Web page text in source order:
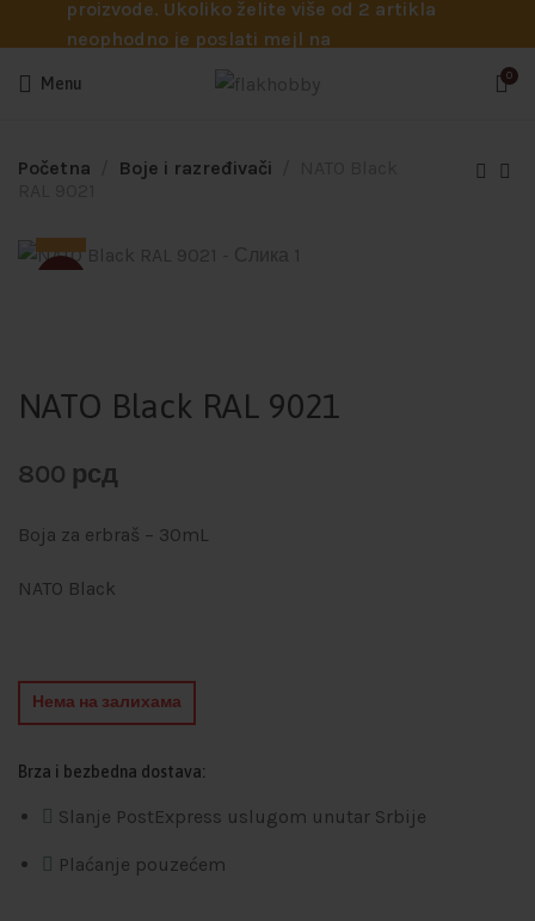
proizvode. Ukoliko želite više od 2 artikla
neophodno je poslati mejl na
potrebna pomoć oko odabira.
Menu 0
Početna Boje i razređivači
NATO Black RAL 9021
800 рсд
Boja za erbraš – 30mL
NATO Black
Нема на залихама
Brza i bezbedna dostava:
Slanje PostExpress uslugom unutar Srbije
Plaćanje pouzećem